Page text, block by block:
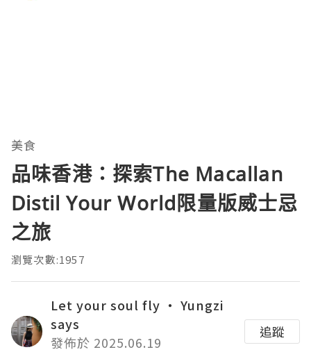
美食
品味香港：探索The Macallan
Distil Your World限量版威士忌
之旅
瀏覽次數:1957
Let your soul fly ‧ Yungzi
says
發佈於 2025.06.19
追蹤